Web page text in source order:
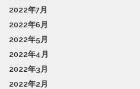
2022年7月
2022年6月
2022年5月
2022年4月
2022年3月
2022年2月